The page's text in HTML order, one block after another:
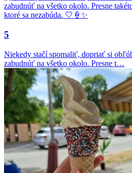
5
Niekedy stačí spomaliť, dopriať si
zabudnúť na všetko okolo. Presne t…